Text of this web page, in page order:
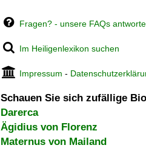
Fragen? - unsere FAQs
Im Heiligenlexikon suchen
Impressum -
Schauen Sie sich zufällige
Darerca
Ägidius von Florenz
Maternus von Mailand